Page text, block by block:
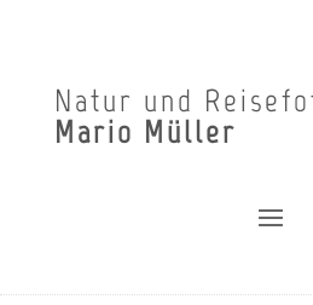
Natur und
Mario Müller